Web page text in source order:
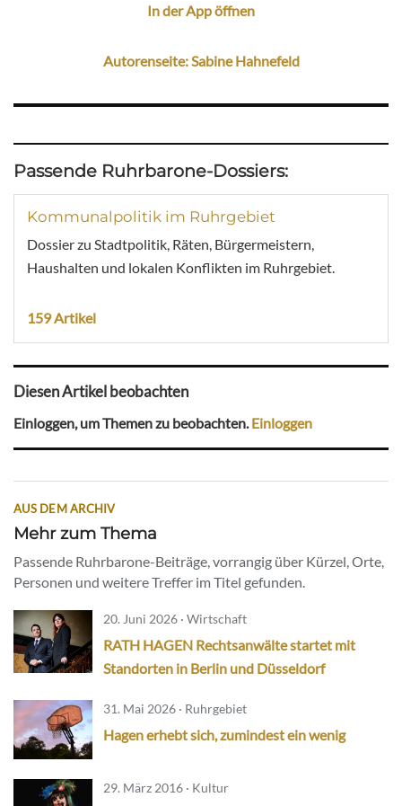
In der App öffnen
Autorenseite: Sabine Hahnefeld
Passende Ruhrbarone-Dossiers:
Kommunalpolitik im Ruhrgebiet
Dossier zu Stadtpolitik, Räten, Bürgermeistern,
Haushalten und lokalen Konflikten im Ruhrgebiet.
159 Artikel
Diesen Artikel beobachten
Einloggen, um Themen zu beobachten.Einloggen
AUS DEM ARCHIV
Mehr zum Thema
Passende Ruhrbarone-Beiträge, vorrangig über Kürzel, Orte,
Personen und weitere Treffer im Titel gefunden.
20. Juni 2026 · Wirtschaft
RATH HAGEN Rechtsanwälte startet mit
Standorten in Berlin und Düsseldorf
31. Mai 2026 · Ruhrgebiet
Hagen erhebt sich, zumindest ein wenig
29. März 2016 · Kultur